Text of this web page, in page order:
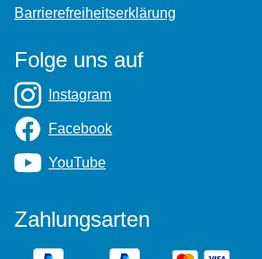
Barrierefreiheitserklärung
Folge uns auf
Instagram
Facebook
YouTube
Zahlungsarten